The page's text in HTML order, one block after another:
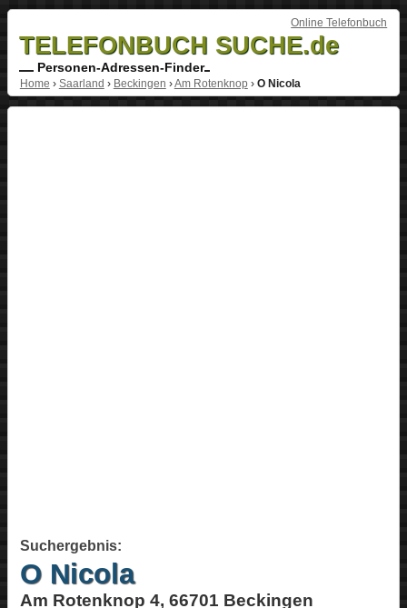
Online Telefonbuch
TELEFONBUCH SUCHE.de
Personen-Adressen-Finder
Home › Saarland › Beckingen ›Am Rotenknop › O Nicola
Suchergebnis:
O Nicola
Am Rotenknop 4, 66701 Beckingen